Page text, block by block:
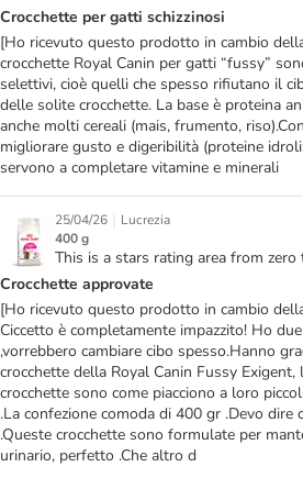
Crocchette per gatti schizzinosi
[Ho ricevuto questo prodotto in cambio
crocchette Royal Canin per gatti “fussy”
selettivi, cioè quelli che spesso rifiutano il
delle solite crocchette. La base è proteina
anche molti cereali (mais, frumento,
migliorare gusto e digeribilità (proteine
servono a completare vitamine e minerali
25/04/26 | Lucrezia
400 g
This is a stars rating area from zero
Crocchette approvate
[Ho ricevuto questo prodotto in cambio
Ciccetto è completamente impazzito! Ho
,vorrebbero cambiare cibo spesso.Hanno
crocchette della Royal Canin Fussy
crocchette sono come piacciono a loro
.La confezione comoda di 400 gr .Devo
.Queste crocchette sono formulate per
urinario, perfetto .Che altro d